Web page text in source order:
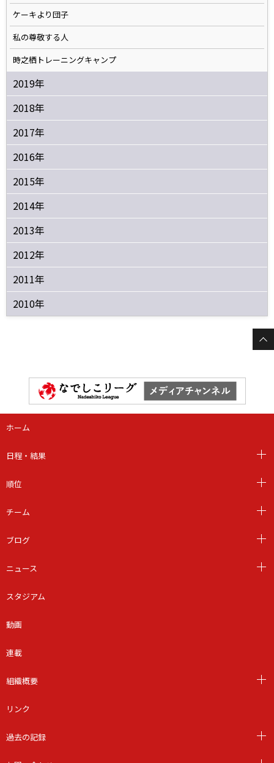
ケーキより団子
私の尊敬する人
時之栖トレーニングキャンプ
2019年
2018年
2017年
2016年
2015年
2014年
2013年
2012年
2011年
2010年
ホーム
日程・結果
順位
チーム
ブログ
ニュース
スタジアム
動画
連載
組織概要
リンク
過去の記録